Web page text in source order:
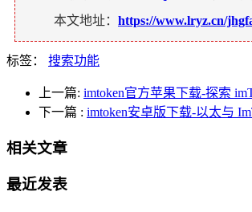
本文地址： https://www.lryz.cn/
标签： 搜索功能
上一篇: imtoken官方苹果下载-探索
下一篇 : imtoken安卓版下载-以太与
相关文章
最近发表